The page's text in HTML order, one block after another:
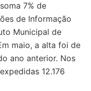
7% de
de Informação
Municipal de
maio, a alta foi de
ano anterior. Nos
12.176